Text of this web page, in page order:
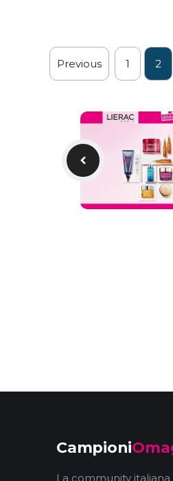
Previous 1 2
Campioni
La community